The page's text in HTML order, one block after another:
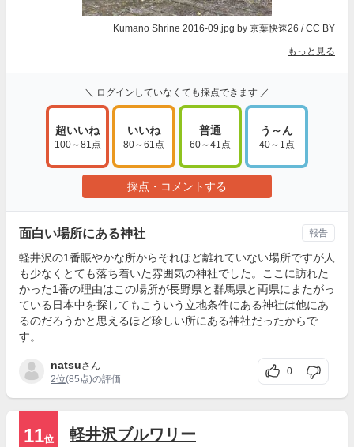
Kumano Shrine 2016-09.jpg by 京葉快速26 /CC BY
もっと見る
＼ ログインしていなくても採点できます ／
超いいね
100～81点
いいね
80～61点
普通
60～41点
う～ん
40～1点
採点・コメントする
面白い場所にある神社
軽井沢の1番賑やかな所からそれほど離れていない場所ですが人
も少なくとても落ち着いた雰囲気の神社でした。ここに訪れた
かった1番の理由はこの場所が長野県と群馬県と両県にまたがっ
ている日本中を探してもこういう立地条件にある神社は他にあ
るのだろうかと思えるほど珍しい所にある神社だったからで
す。
natsuさん
2位(85点)の評価
0
報告
11位
軽井沢ブルワリー